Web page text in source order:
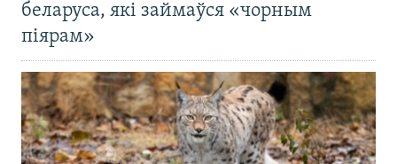
беларуса, які займаўся «чорным
піярам»